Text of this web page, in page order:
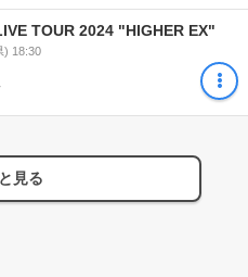
TOUR 2024 "HIGHER EX"
) 18:30
見る